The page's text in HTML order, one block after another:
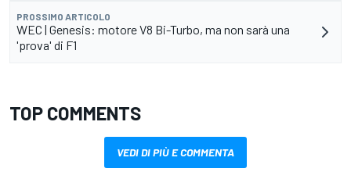
PROSSIMO ARTICOLO
WEC | Genesis: motore V8 Bi-Turbo, ma non sarà una
'prova' di F1
TOP COMMENTS
VEDI DI PIÙ E COMMENTA